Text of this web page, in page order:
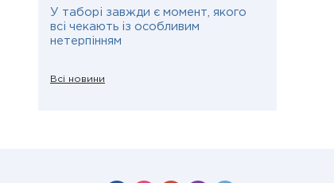
У таборі завжди є момент, якого
всі чекають із особливим
нетерпінням
Всі новини